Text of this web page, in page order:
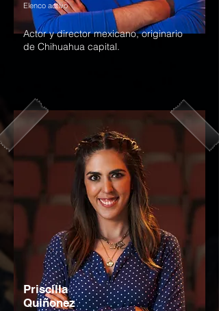
Elenco activo
Actor y director mexicano, originario
de Chihuahua capital.
Priscilla
Quiñonez